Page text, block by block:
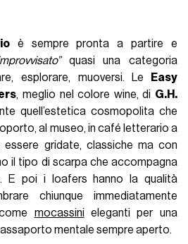
è sempre pronta a partire e
quasi una categoria
esplorare, muoversi. Le Easy
, meglio nel colore wine, di G.H.
quell’estetica cosmopolita che
al museo, in café letterario a
essere gridate, classiche ma con
il tipo di scarpa che accompagna
E poi i loafers hanno la qualità
chiunque immediatamente
mocassini eleganti per una
mentale sempre aperto.